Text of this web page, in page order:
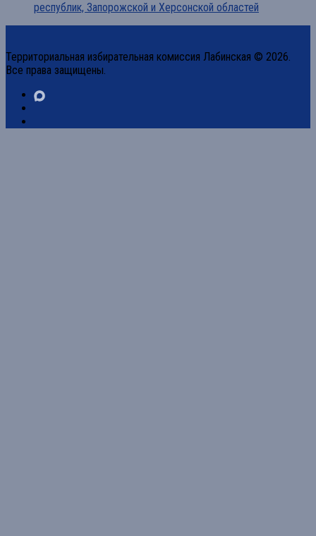
республик, Запорожской и Херсонской областей
Территориальная избирательная комиссия Лабинская © 2026.
Все права защищены.